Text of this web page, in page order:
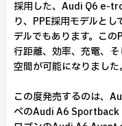
採用した、Audi Q6 e-
り、PPE採用モデルと
デルでもあります。こ
行距離、効率、充電、
空間が可能になりました。
この度発売するのは、
ペのAudi A6